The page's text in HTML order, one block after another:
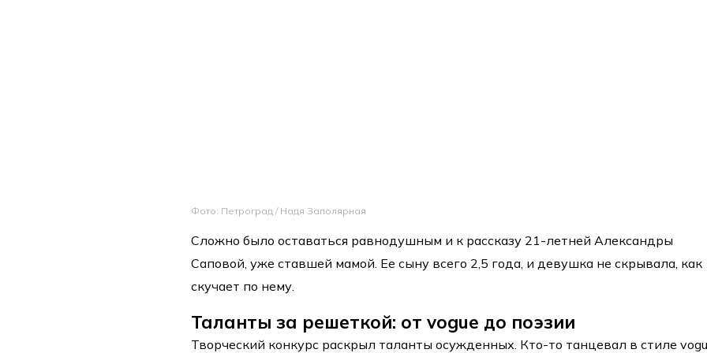
Фото: Петроград / Надя Заполярная
Сложно было оставаться равнодушным и к рассказу 21-летней Александры
Саповой, уже ставшей мамой. Ее сыну всего 2,5 года, и девушка не скрывала, как
скучает по нему.
Таланты за решеткой: от vogue до поэзии
Творческий конкурс раскрыл таланты осужденных. Кто-то танцевал в стиле